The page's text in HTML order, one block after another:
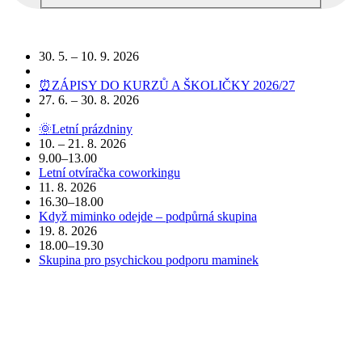
30. 5. – 10. 9. 2026
⏰ZÁPISY DO KURZŮ A ŠKOLIČKY 2026/27
27. 6. – 30. 8. 2026
🌞Letní prázdniny
10. – 21. 8. 2026
9.00–13.00
Letní otvíračka coworkingu
11. 8. 2026
16.30–18.00
Když miminko odejde – podpůrná skupina
19. 8. 2026
18.00–19.30
Skupina pro psychickou podporu maminek